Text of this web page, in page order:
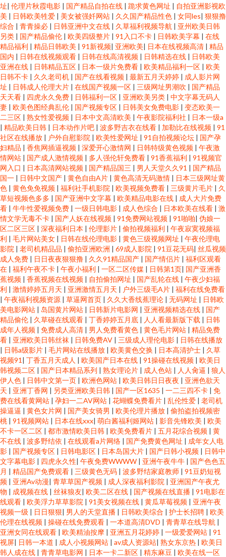
址| 伦理片秋霞电影 | 国产精品自拍在线 | 跪求黄色网址 | 自拍亚洲影视欧
美 | 日韩欧美牲爱 | 美女被强奷网站 | 久久国产精品性色 | 女同les| 狠狠撸
综合 | 青青操必 | 日韩亚洲中文在线 | 久草福利视频导航 | 亚州欧美日韩
另类 | 国产精品偷伦 | 欧美四级整片 | 91入口不卡 | 日韩欧美字幕 | 在线
精品福利 | 精品日韩欧美 | 91新视频| 亚洲欧美| 日本在线视频高清 | 精品
国内 | 日韩在线视频观看 | 日韩在线高清视频 | 日韩精选在线 | 日韩欧美
亚洲在线 | 日韩精品五区 | 日本一级片免费看 | 欧美精品福利一区 | 欧美
日韩不卡 | 久久老司机 | 国产在线看视频 | 最新五月天婷婷 | 成人影片网
址 | 日韩成人伦理大片 | 在线国产视频一区 | 三级网址男潮吹 | 国产精品
天天看 | 四虎永久免费 | 日韩福利一区 | 亚洲欧美另类 | 中文字幕无码人
妻 | 欧美色图经典乱伦 | 国产视频专区 | 日韩美女免费电影 | 变态欧美一
二三区 | 熟女性爱视频 | 日本中文高清欧美 | 午夜影院福利社 | 日本一级a
| 精品欧美日韩 | 日本动作片吧 | 波多野吉衣在线看 | 加勒比在线视频 | 91
社区在线播放 | 户外自慰影院 | 欧美性爱网址 | 91自拍视频论坛 | 国产孕
妇精品 | 香焦网插逼视频 | 深爱开心激情网 | 日韩特级黄色视频 | 午夜激
情网站 | 国产成人激情视频 | 多人强伦轩免费看 | 91香蕉福利 | 91视频官
网入口 | 日本高清网站视频 | 国产精品国三 | 男人天堂久久91 | 国产精品
国一 | 日韩中文国产 | 黄色自由A片 | 黄色高清无码激情 | 日本三级网址黄
色 | 黄色免免视频 | 福利社手机影院 | 欧美视频免费看 | 三级黄片毛片 | 久
草短视频色多多 | 国产亚洲中文字幕 | 欧美精品电影在线 | 成人大片免费
看 | 牛牛性爱视频免费 | 一级日韩电影 | 成人色综合 | 日本欧美在线看 | 激
情文学无毒不卡 | 国产人妖在线视频 | 91免费网站视频 | 91啪啪| 伪娘一
区二区三区 | 深夜福利日本 | 伦理影片 | 偷拍视频福利 | 午夜寂寞视频福
利 | 毛片网站美女 | 日韩在线伦理电影 | 黄色三级视频网址 | 午夜伦理电
影院 | 老司机精品品 | 偷拍亚洲欧洲 | 69成人影院 | 91豆花无码| 丝瓜视频
成人免费 | 日日夜夜狠狠撸 | 久久91精品国产 | 国产情侣片 | 福利区观看
在 | 福利午夜不卡 | 午夜小福利 | 一区二区传媒 | 日韩第1页| 国产亚洲香
蕉视频 | 香蕉视频在线视频 | 自拍偷拍网址 | 国产乱轮在线 | 午夜少妇福
利 | 激情婷婷五月天 | 亚洲激情五月天 | 户外三级毛A片 | 福利在线免费看
| 午夜福利视频资源 | 草逼网首页 | 久久大香线蕉理论 | 无码网址 | 日韩欧
美电影网站 | 岛国黄片网站 | 日韩新片电影网 | 亚洲视频精选在线 | 国产
精品偷伦 | 久草碰在线观看 | 丁香婷婷五月底 | 人人看最新版下载 | 日韩
成年人视频 | 免费成人高清 | 男人免费看黄色 | 黄色毛片网站 | 精品免费
看 | 亚洲欧美日韩丝袜 | 日韩免费AV | 三级成人理伦电影 | 日韩在线播放
| 日韩a级影片 | 毛片网站在线播放 | 欧美黄色交换 | 日本高清护士 | 久草
视频91 | 丁香五月天成人 | 欧美国产日本在线 | 91操碰在线视频 | 欧美日
韩视频二区 | 国产日本精品系列 | 熟女理论片 | 成人色站 | 人人肏逼 | 狼人
伊人色 | 日韩中文第一页 | 欧洲色网站 | 欧美日韩日日夜夜 | 亚洲色欲天
天 | 亚洲丁香网 | 另类亚洲欧美日韩 | 国产一区1635 | 一二三四不卡 | 免
费在线看黄网站 | 孕妇一二AV网站 | 花蝴蝶免费看片 | 乱伦性爱 | 老司机
操逼逼 | 黄色女片网 | 国产美女骑男 | 欧美伦理片播放 | 偷拍盗拍视频密
桃 | 91视频网站 | 日本在线xxx| 萌白酱福利姬网站 | 影音先锋欧美 | 欧美
不卡一区二区 | 都市激情欧美日韩 | 欧美免费看片 | 五月花综合视频 | 黄
不在线 | 波多野结依 | 在线观看a片网络 | 国产免费黄色网址 | 成年女人电
影 | 国产视频专区 | 日韩电影区 | 日本岛国大片 | 国产日韩小视频 | 日韩中
文字幕电影 | 四虎永久性| 午夜免费WWWW | 亚洲午夜牛牛 | 国产色色五
月 | 精品国产免费观看 | 三级黄色无码 | 波多野结家庭教师 | 91豆奶短视
频 | 亚洲Av动漫| 青草草国产视频 | 成人深夜福利影院 | 亚洲国产午夜尤
物 | 成视频在线 | 丝袜狼友| 欧美二区在线 | 国产视频在线直播 | 91电影在
线观看 | 欧美浮力草草影院 | 91美女视频在线 | 黄瓜草莓视频 | 亚洲午夜
视频一级 | 日日狠狠| 男人的天堂直播 | 日韩欧美综合 | 护士长招聘 | 欧美
伦理在线视频 | 操碰在线免费观看 | 一本道高清DVD | 青青草在线导航 |
亚洲女同在线观看 | 欧美精油按摩 | 亚洲五月花婷婷 | 一级爱爱网站 | 91
视屏| 日韩一本道 | 成人小视频网站 | av成人资源站| 熟女东京热 | 欧美日
韩人成在线 | 青青草电影网 | 日本一卡二新区 | 精东麻豆 | 欧美在线一区